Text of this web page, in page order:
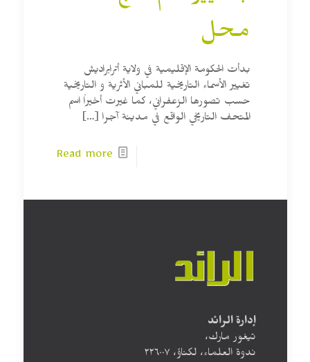
محل
بدأت الحكومة الإقليمية في ولاية أترابراديش
تغيير الأسماء التاريخية للمباني الأثرية و التاريخية
حسب تصورها الزعفراني، كما غيرت أخيراً اسم
المتحف التاريخي الواقع في مدينة آجرا […]
Read more
إدارة الرائد
تيغور مارك،
ندوة العلماء، لكناؤ، ۲۲٦۰۰۷